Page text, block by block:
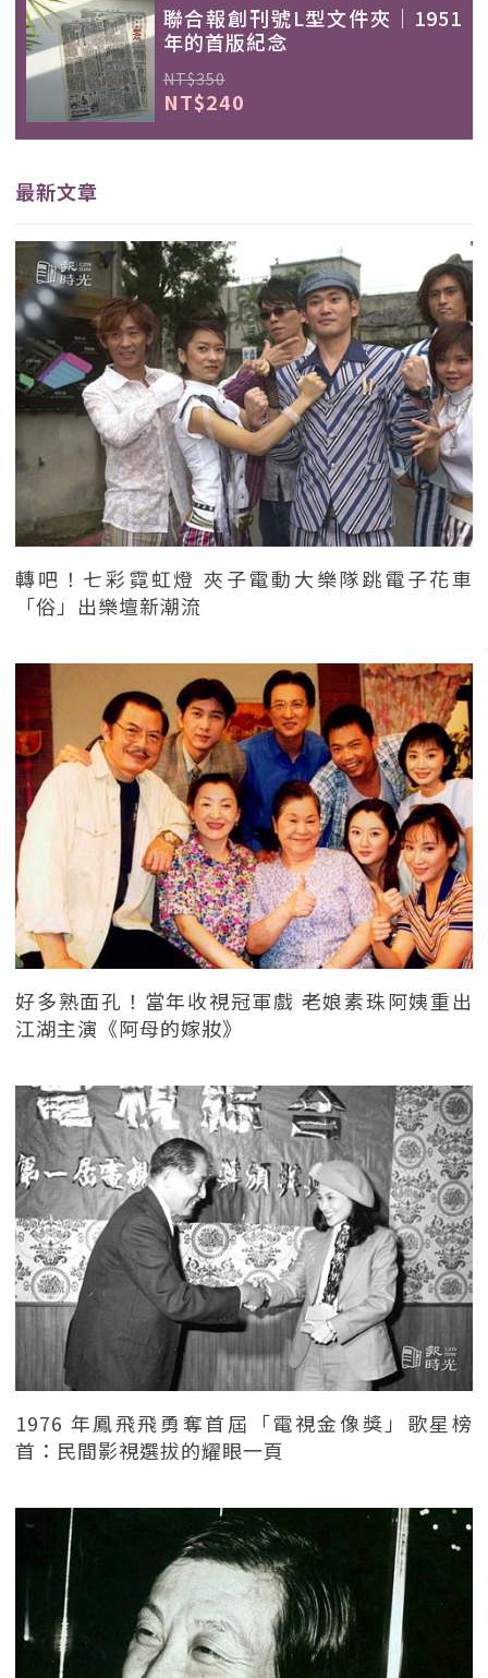
聯合報創刊號L型文件夾｜1951
年的首版紀念
NT$350
NT$240
最新文章
轉吧！七彩霓虹燈 夾子電動大樂隊跳電子花車
「俗」出樂壇新潮流
好多熟面孔！當年收視冠軍戲 老娘素珠阿姨重出
江湖主演《阿母的嫁妝》
1976 年鳳飛飛勇奪首屆「電視金像獎」歌星榜
首：民間影視選拔的耀眼一頁